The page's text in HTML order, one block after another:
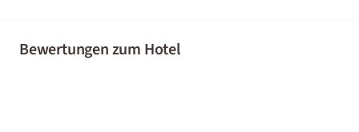
Bewertungen zum Hotel